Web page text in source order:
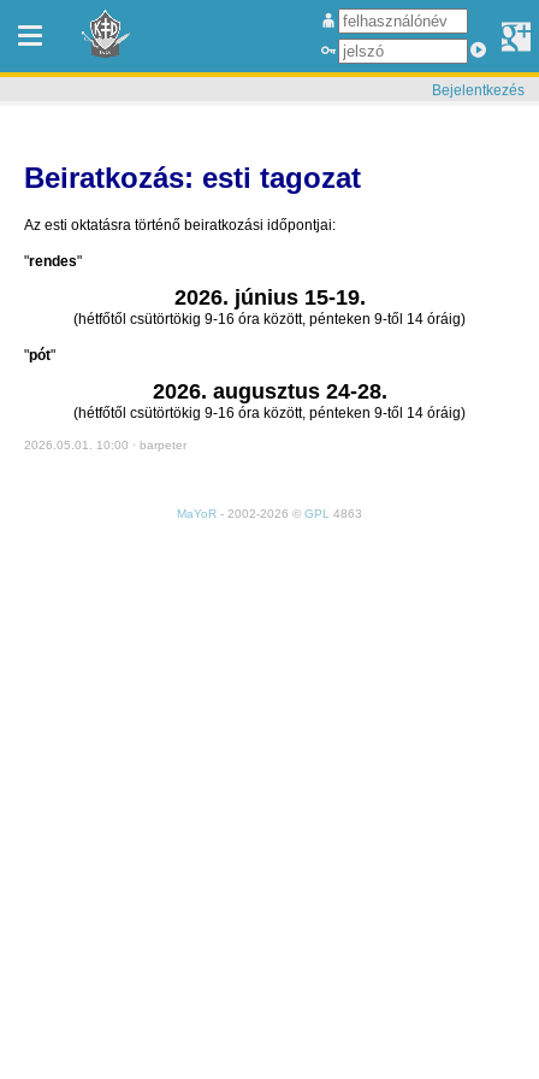
Bejelentkezés
Beiratkozás: esti tagozat
Az esti oktatásra történő beiratkozási időpontjai:
"rendes"
2026. június 15-19.
(hétfőtől csütörtökig 9-16 óra között, pénteken 9-től 14 óráig)
"pót"
2026. augusztus 24-28.
(hétfőtől csütörtökig 9-16 óra között, pénteken 9-től 14 óráig)
2026.05.01. 10:00 · barpeter
MaYoR - 2002-2026 © GPL 4863